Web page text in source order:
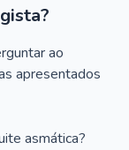
ao
apresentados
asmática?